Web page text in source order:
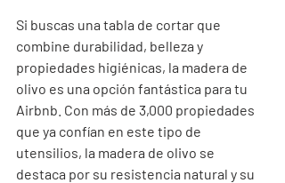
Si buscas una tabla de cortar que
combine durabilidad, belleza y
propiedades higiénicas, la madera de
olivo es una opción fantástica para tu
Airbnb. Con más de 3,000 propiedades
que ya confían en este tipo de
utensilios, la madera de olivo se
destaca por su resistencia natural y su